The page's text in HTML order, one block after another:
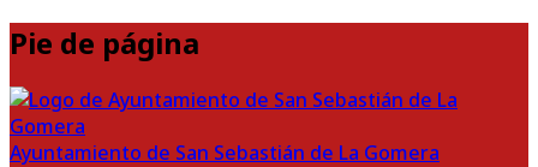
Pie de página
Ayuntamiento de San Sebastián de La Gomera